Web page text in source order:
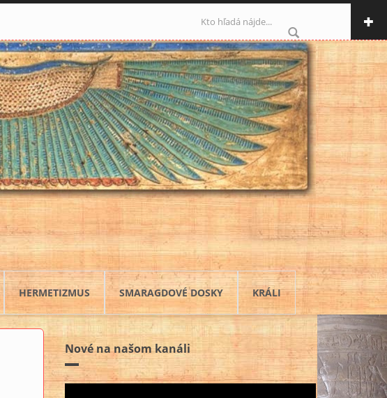
Vyhľadávanie
HERMETIZMUS SMARAGDOVÉ DOSKY KRÁLI
Nové na našom kanáli